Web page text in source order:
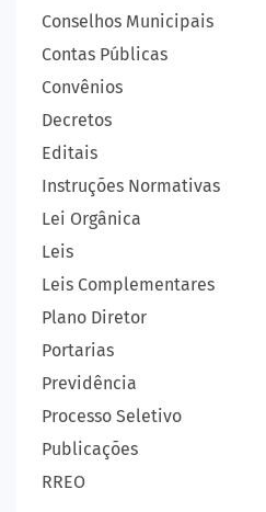
Conselhos Municipais
Contas Públicas
Convênios
Decretos
Editais
Instruções Normativas
Lei Orgânica
Leis
Leis Complementares
Plano Diretor
Portarias
Previdência
Processo Seletivo
Publicações
RREO